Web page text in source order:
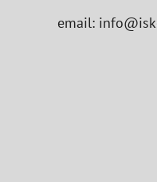
email: